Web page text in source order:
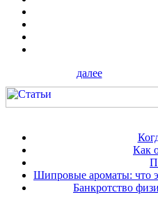
далее
Как
Шипровые ароматы: что
Банкротство